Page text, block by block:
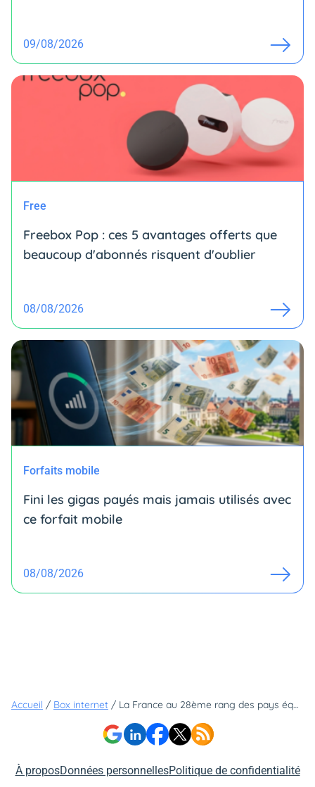
09/08/2026
Free
Freebox Pop : ces 5 avantages offerts que
beaucoup d'abonnés risquent d'oublier
08/08/2026
Forfaits mobile
Fini les gigas payés mais jamais utilisés avec
ce forfait mobile
08/08/2026
Accueil / Box internet / La France au 28ème rang des pays équipés en fibre optique
À proposDonnées personnellesPolitique de confidentialité